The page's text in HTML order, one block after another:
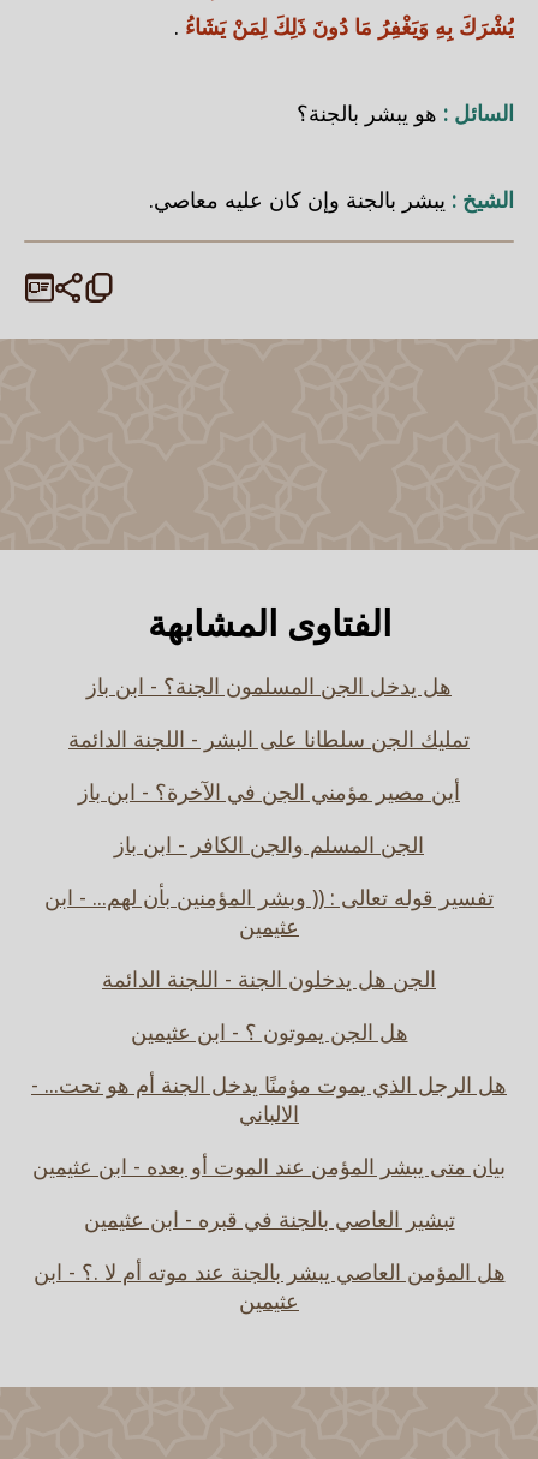
يُشْرَكَ بِهِ وَيَغْفِرُ مَا دُونَ ذَلِكَ لِمَنْ يَشَاءُ .
السائل : هو يبشر بالجنة؟
الشيخ : يبشر بالجنة وإن كان عليه معاصي.
الفتاوى المشابهة
هل يدخل الجن المسلمون الجنة؟ - ابن باز
تمليك الجن سلطانا على البشر - اللجنة الدائمة
أين مصير مؤمني الجن في الآخرة؟ - ابن باز
الجن المسلم والجن الكافر - ابن باز
تفسير قوله تعالى : (( وبشر المؤمنين بأن لهم... - ابن
عثيمين
الجن هل يدخلون الجنة - اللجنة الدائمة
هل الجن يموتون ؟ - ابن عثيمين
هل الرجل الذي يموت مؤمنًا يدخل الجنة أم هو تحت... -
الالباني
بيان متى يبشر المؤمن عند الموت أو بعده - ابن عثيمين
تبشير العاصي بالجنة في قبره - ابن عثيمين
هل المؤمن العاصي يبشر بالجنة عند موته أم لا .؟ - ابن
عثيمين